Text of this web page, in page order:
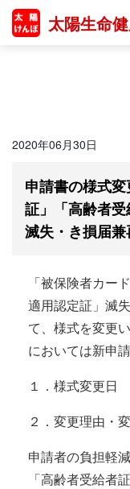
Skip
太陽生命
2020年06月30日
申請書の様式
証」「高齢者受
滅失・き損届
「被保険者カー
適用認定証」滅
て、様式を変更
においては新申
１．様式変更
２．変更理由・
申請者の負担軽
「高齢者受給者